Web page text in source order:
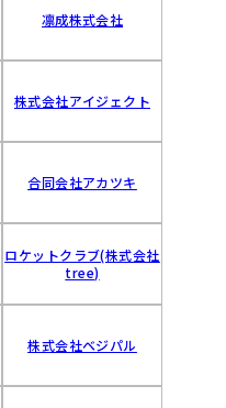
凛成株式会社
株式会社アイジェクト
合同会社アカツキ
ロケットクラブ(株式会社
tree)
株式会社ベジパル